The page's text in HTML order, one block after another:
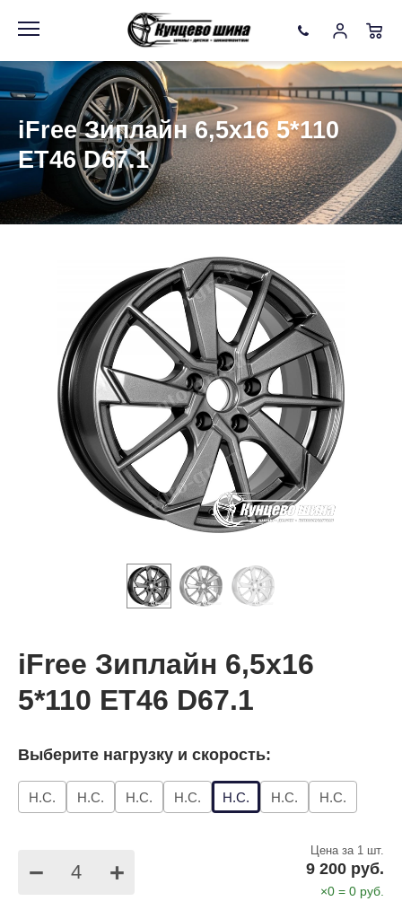
iFree Зиплайн 6,5x16 5*110
ET46 D67.1
iFree Зиплайн 6,5x16
5*110 ET46 D67.1
Выберите нагрузку и скорость:
Н.С. Н.С. Н.С. Н.С. Н.С. Н.С. Н.С.
− +
Цена за 1 шт.
9 200 руб.
×0 = 0 руб.
Информация Фото товара